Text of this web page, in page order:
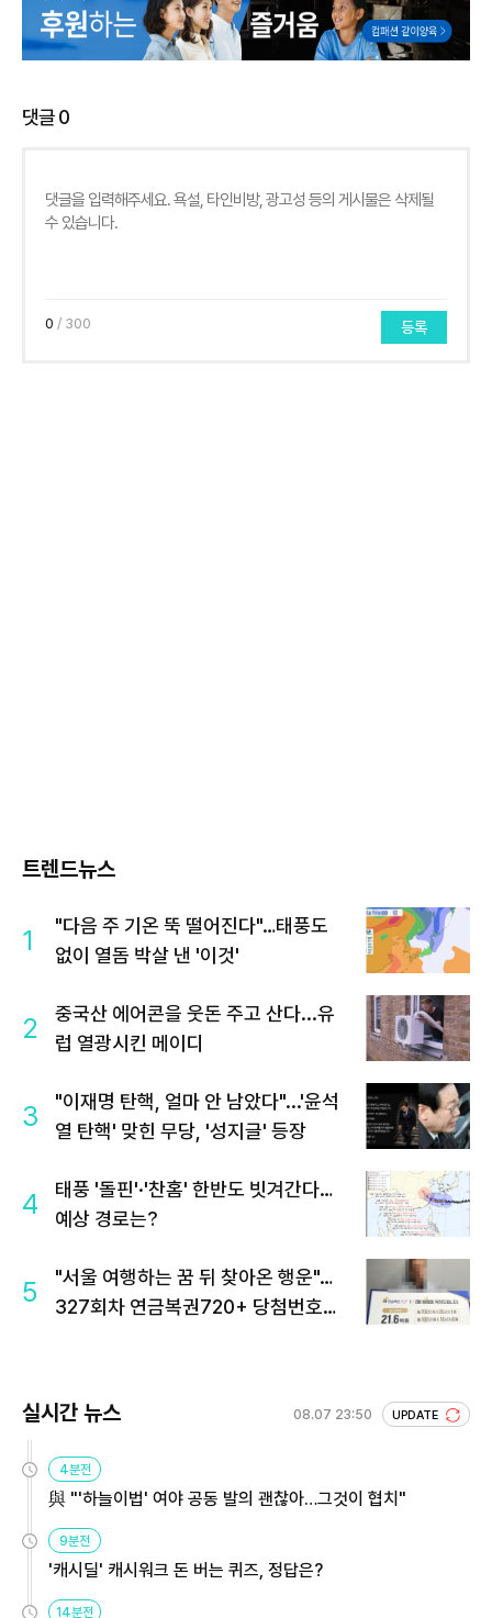
댓글0
0 / 300 등록
트렌드뉴스
1
"다음 주 기온 뚝 떨어진다"…태풍도
없이 열돔 박살 낸 '이것'
2
중국산 에어콘을 웃돈 주고 산다...유
럽 열광시킨 메이디
3
"이재명 탄핵, 얼마 안 남았다"...'윤석
열 탄핵' 맞힌 무당, '성지글' 등장
4
태풍 '돌핀'·'찬홈' 한반도 빗겨간다…
예상 경로는?
5
"서울 여행하는 꿈 뒤 찾아온 행운"…
327회차 연금복권720+ 당첨번호조
실시간 뉴스 08.07 23:50 UPDATE
4분전
與 "'하늘이법' 여야 공동 발의 괜찮아…그것이 협치"
9분전
'캐시딜' 캐시워크 돈 버는 퀴즈, 정답은?
14분전